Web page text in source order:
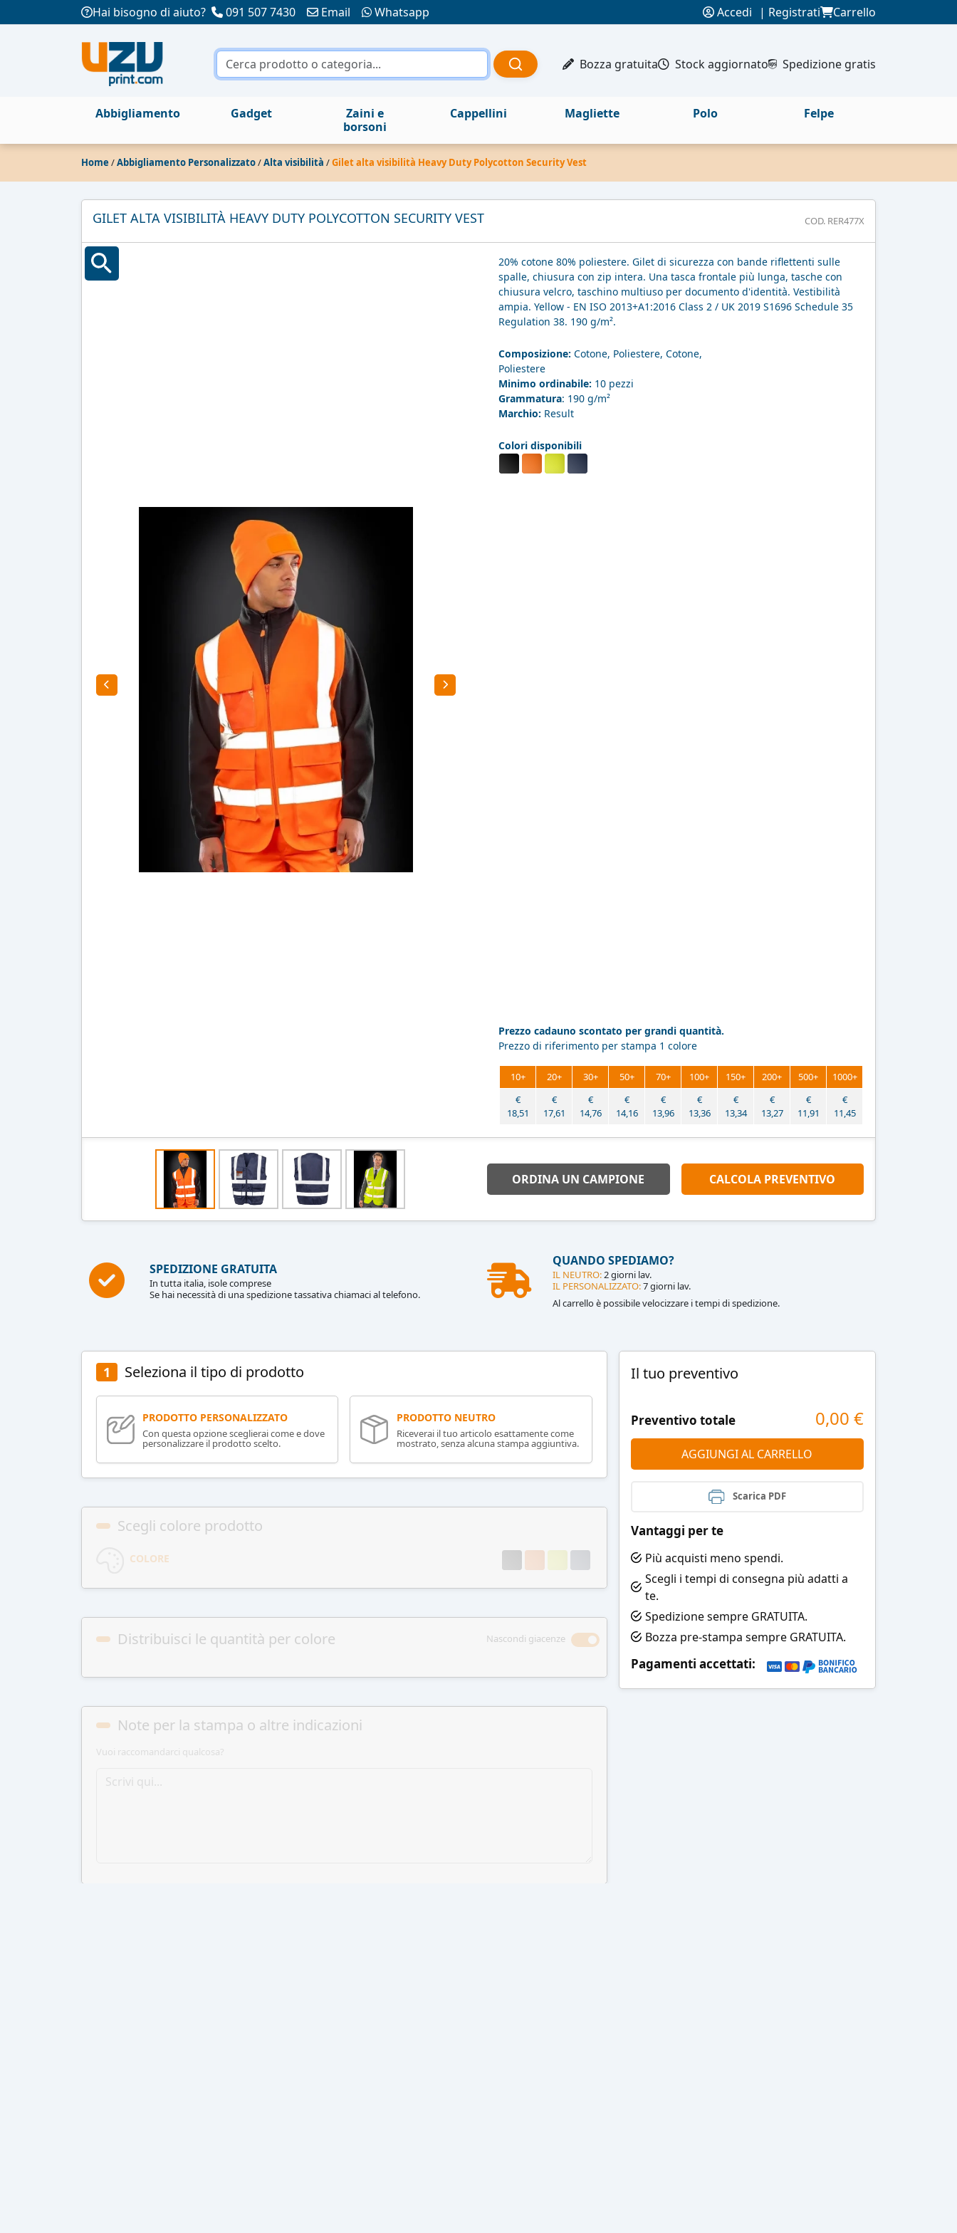
Hai bisogno di aiuto? 091 507 7430 Email Whatsapp Accedi | Registrati Carrello
Bozza gratuita Stock aggiornato Spedizione gratis
Abbigliamento Gadget
Zaini e
borsoni
Cappellini Magliette Polo Felpe
Home /Abbigliamento Personalizzato/Alta visibilità /Gilet alta visibilità Heavy Duty Polycotton Security Vest
GILET ALTA VISIBILITÀ HEAVY DUTY POLYCOTTON SECURITY VEST COD. RER477X
20% cotone 80% poliestere. Gilet di sicurezza con bande riflettenti sulle
spalle, chiusura con zip intera. Una tasca frontale più lunga, tasche con
chiusura velcro, taschino multiuso per documento d'identità. Vestibilità
ampia. Yellow - EN ISO 2013+A1:2016 Class 2 / UK 2019 S1696 Schedule 35
Regulation 38. 190 g/m².
Composizione: Cotone, Poliestere, Cotone,
Poliestere
Minimo ordinabile: 10 pezzi
Grammatura: 190 g/m²
Marchio: Result
Colori disponibili
Prezzo cadauno scontato per grandi quantità.
Prezzo di riferimento per stampa 1 colore
10+ 20+ 30+ 50+ 70+ 100+ 150+ 200+ 500+
1000+
€
18,51
€
17,61
€
14,76
€
14,16
€
13,96
€
13,36
€
13,34
€
13,27
€
11,91
€
11,45
ORDINA UN CAMPIONE CALCOLA PREVENTIVO
SPEDIZIONE GRATUITA
In tutta italia, isole comprese
Se hai necessità di una spedizione tassativa chiamaci al telefono.
QUANDO SPEDIAMO?
IL NEUTRO:2 giorni lav.
IL PERSONALIZZATO:7 giorni lav.
Al carrello è possibile velocizzare i tempi di spedizione.
1 Seleziona il tipo di prodotto
PRODOTTO PERSONALIZZATO
Con questa opzione sceglierai come e dove
personalizzare il prodotto scelto.
PRODOTTO NEUTRO
Riceverai il tuo articolo esattamente come
mostrato, senza alcuna stampa aggiuntiva.
Scegli colore prodotto
COLORE
Distribuisci le quantità per colore Nascondi giacenze
Note per la stampa o altre indicazioni
Vuoi raccomandarci qualcosa?
Il tuo preventivo
Preventivo totale 0,00 €
AGGIUNGI AL CARRELLO
Scarica PDF
Vantaggi per te
Più acquisti meno spendi.
Scegli i tempi di consegna più adatti a
te.
Spedizione sempre GRATUITA.
Bozza pre-stampa sempre GRATUITA.
Pagamenti accettati: